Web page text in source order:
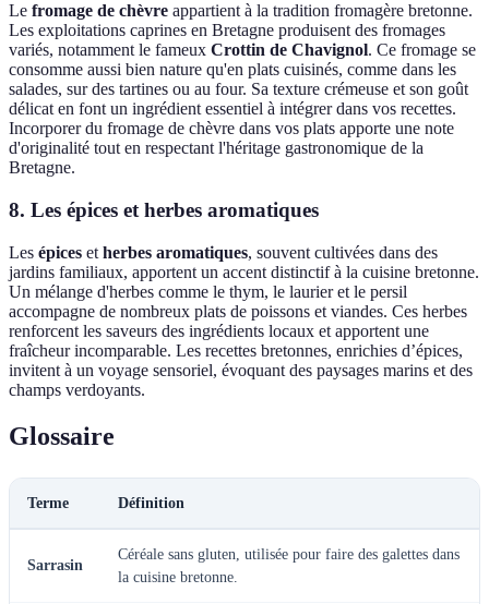
Le fromage de chèvre appartient à la tradition fromagère bretonne.
Les exploitations caprines en Bretagne produisent des fromages
variés, notamment le fameux Crottin de Chavignol. Ce fromage se
consomme aussi bien nature qu'en plats cuisinés, comme dans les
salades, sur des tartines ou au four. Sa texture crémeuse et son goût
délicat en font un ingrédient essentiel à intégrer dans vos recettes.
Incorporer du fromage de chèvre dans vos plats apporte une note
d'originalité tout en respectant l'héritage gastronomique de la
Bretagne.
8. Les épices et herbes aromatiques
Les épices et herbes aromatiques, souvent cultivées dans des
jardins familiaux, apportent un accent distinctif à la cuisine bretonne.
Un mélange d'herbes comme le thym, le laurier et le persil
accompagne de nombreux plats de poissons et viandes. Ces herbes
renforcent les saveurs des ingrédients locaux et apportent une
fraîcheur incomparable. Les recettes bretonnes, enrichies d’épices,
invitent à un voyage sensoriel, évoquant des paysages marins et des
champs verdoyants.
Glossaire
Terme Définition
Sarrasin
Céréale sans gluten, utilisée pour faire des galettes dans
la cuisine bretonne.